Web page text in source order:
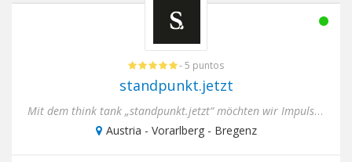
- 5 puntos
standpunkt.jetzt
Mit dem think tank „standpunkt.jetzt“ möchten wir Impulse setzten. Impulse für z.B. Solidarität und Empathie i...
Austria - Vorarlberg - Bregenz